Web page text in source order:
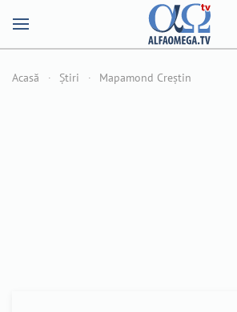
Acasă Știri Mapamond Creștin